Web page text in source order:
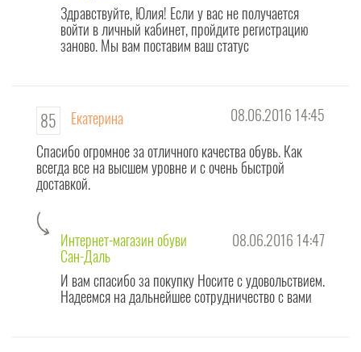
Здравствуйте, Юлия! Если у вас не получается
войти в личный кабинет, пройдите регистрацию
заново. Мы вам поставим ваш статус
85 Екатерина
08.06.2016 14:45
Спасибо огромное за отличного качества обувь. Как
всегда все на высшем уровне и с очень быстрой
доставкой.
Интернет-магазин обуви
Сан-Даль
08.06.2016 14:47
И вам спасибо за покупку Носите с удовольствием.
Надеемся на дальнейшее сотрудничество с вами